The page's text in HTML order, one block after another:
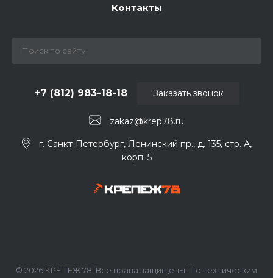
Контакты
zakaz@krep78.ru
+7 (812) 983-18-18
г. Санкт-Петербург, Ленинский пр., д. 135, стр. А,
корп. 5
Заказать звонок
© 2026 КРЕПЕЖ 78, Все права защищены. По техническим